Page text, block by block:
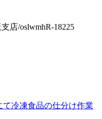
店/oslwmhR-18225
冷凍食品の仕分け作業